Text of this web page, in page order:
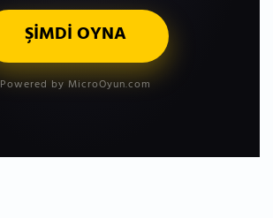
ŞİMDİ OYNA
Powered by MicroOyun.com